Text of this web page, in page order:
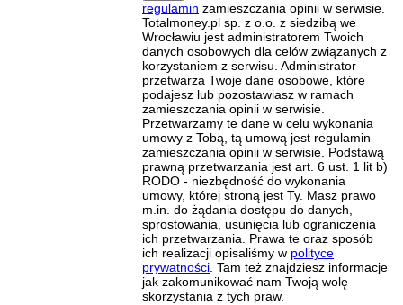
regulamin zamieszczania opinii w serwisie.
Totalmoney.pl sp. z o.o. z siedzibą we
Wrocławiu jest administratorem Twoich
danych osobowych dla celów związanych z
korzystaniem z serwisu. Administrator
przetwarza Twoje dane osobowe, które
podajesz lub pozostawiasz w ramach
zamieszczania opinii w serwisie.
Przetwarzamy te dane w celu wykonania
umowy z Tobą, tą umową jest regulamin
zamieszczania opinii w serwisie. Podstawą
prawną przetwarzania jest art. 6 ust. 1 lit b)
RODO - niezbędność do wykonania
umowy, której stroną jest Ty. Masz prawo
m.in. do żądania dostępu do danych,
sprostowania, usunięcia lub ograniczenia
ich przetwarzania. Prawa te oraz sposób
ich realizacji opisaliśmy w polityce
prywatności . Tam też znajdziesz informacje
jak zakomunikować nam Twoją wolę
skorzystania z tych praw.